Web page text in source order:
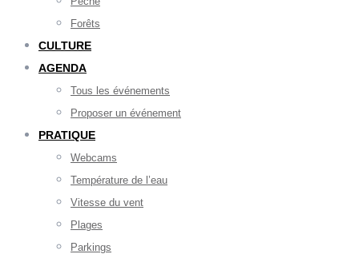
Forêts
CULTURE
AGENDA
Tous les événements
Proposer un événement
PRATIQUE
Webcams
Température de l’eau
Vitesse du vent
Plages
Parkings